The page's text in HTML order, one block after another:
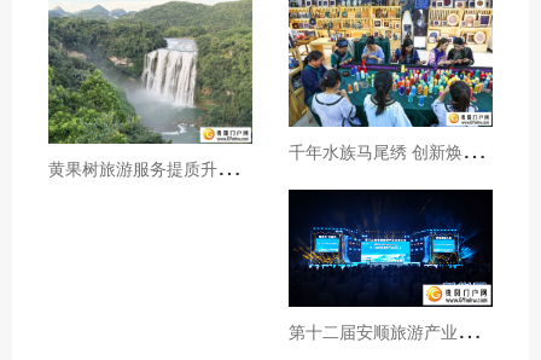
黄
果树旅游服务提质升级暖心护航游客行程 千
年水族马尾绣 创新焕发新生机
第
十二届安顺旅游产业发展大会开幕